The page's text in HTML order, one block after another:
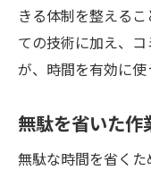
きる体制を整える
ての技術に加え、
が、時間を有効に使
無駄を省いた
無駄な時間を省く